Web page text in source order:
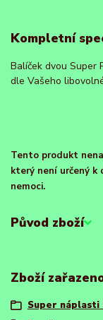
Kompletní
Balíček dvou Super
dle Vašeho
Tento produkt
který není určený k
nemoci.
Původ zboží
Zboží
Super náplasti